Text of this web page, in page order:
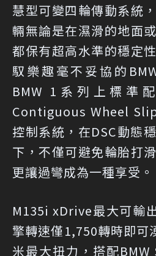
慧型可變四輪傳動系統
輛無論是在濕滑的地面
都保有超高水準的穩定
馭樂趣毫不妥協的
BMW 1系列上標準
Contiguous Wheel
控制系統，在DSC動態
下，不僅可避免輪胎打
更讓過彎成為一種享受。
M135i xDrive最大可輸
擎轉速僅1,750轉時即可
米最大扭力，搭配